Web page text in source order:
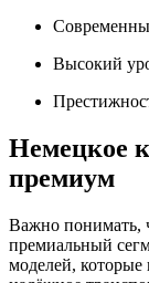
Высокий
Немецкое
премиум
Важно понимать,
премиальный
моделей, которые